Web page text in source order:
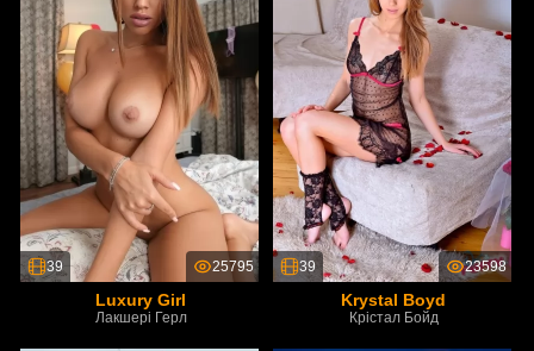
39 25795
Luxury Girl
Лакшері Герл
39 23598
Krystal Boyd
Крістал Бойд